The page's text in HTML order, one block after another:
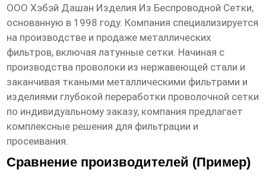
ООО Хэбэй Дашан Изделия Из Беспроводной Сетки,
основанную в 1998 году. Компания специализируется
на производстве и продаже металлических
фильтров, включая латунные сетки. Начиная с
производства проволоки из нержавеющей стали и
заканчивая ткаными металлическими фильтрами и
изделиями глубокой переработки проволочной сетки
по индивидуальному заказу, компания предлагает
комплексные решения для фильтрации и
просеивания.
Сравнение производителей (Пример)